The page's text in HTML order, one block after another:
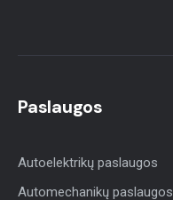
Paslaugos
Autoelektrikų paslaugos
Automechanikų paslaugos